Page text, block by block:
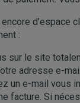
encore d’espace
:
sur le site
adresse e-
un e-mail vous
facture. Si